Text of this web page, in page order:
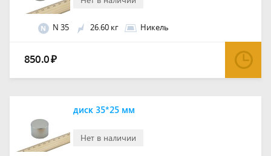
N N 35 26.60 кг Никель
850.0₽
Нет в наличии
диск 35*25 мм